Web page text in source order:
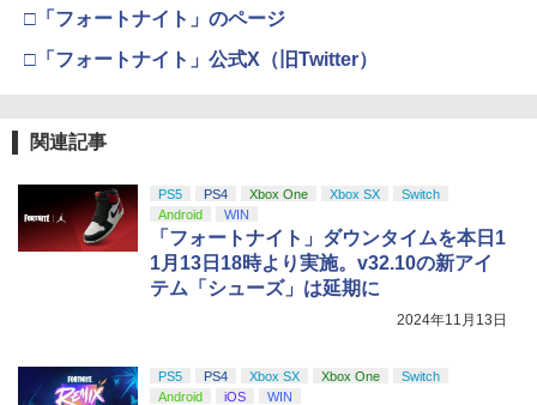
□「フォートナイト」のページ
□「フォートナイト」公式X（旧Twitter）
関連記事
PS5 PS4 Xbox One Xbox SX
Switch
Android
WIN
「フォートナイト」ダウンタイムを本日1
1月13日18時より実施。v32.10の新アイ
テム「シューズ」は延期に
2024年11月13日
PS5 PS4 Xbox SX Xbox One
Switch
Android
iOS WIN